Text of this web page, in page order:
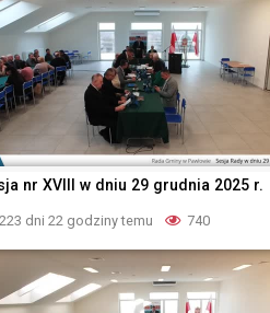
nr XVIII w dniu 29 grudnia 2025 r.
223 dni 22 godziny temu 740